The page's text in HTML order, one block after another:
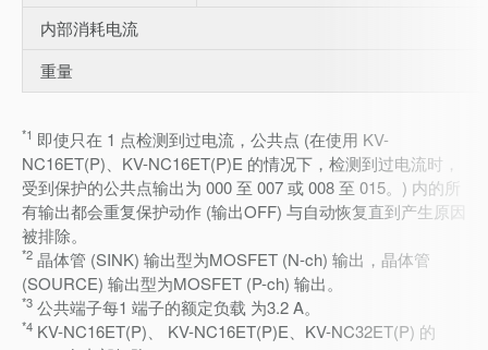
内部消耗电流
重量
*1 即使只在 1 点检测到过电流，公共点 (在使用 KV-
NC16ET(P)、KV-NC16ET(P)E 的情况下，检测到过电流时，
受到保护的公共点输出为 000 至 007 或 008 至 015。) 内的所
有输出都会重复保护动作 (输出OFF) 与自动恢复直到产生原因
被排除。
*2 晶体管 (SINK) 输出型为MOSFET (N-ch) 输出，晶体管
(SOURCE) 输出型为MOSFET (P-ch) 输出。
*3 公共端子每1 端子的额定负载 为3.2 A。
*4 KV-NC16ET(P)、 KV-NC16ET(P)E、KV-NC32ET(P) 的